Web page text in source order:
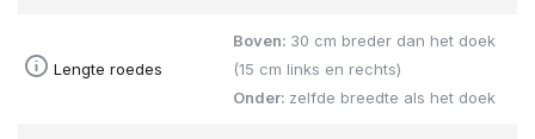
Lengte roedes
Boven: 30 cm breder dan het doek
(15 cm links en rechts)
Onder: zelfde breedte als het doek